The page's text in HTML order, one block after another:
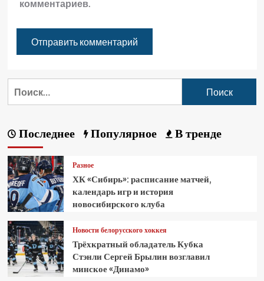
комментариев.
Последнее Популярное В тренде
Разное
ХК «Сибирь»: расписание матчей,
календарь игр и история
новосибирского клуба
Новости белорусского хоккея
Трёхкратный обладатель Кубка
Стэнли Сергей Брылин возглавил
минское «Динамо»